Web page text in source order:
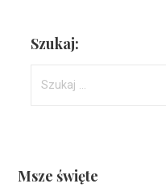
Szukaj:
Msze święte